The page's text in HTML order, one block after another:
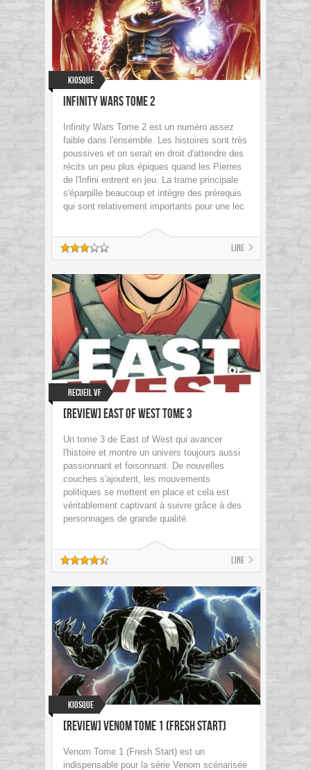
Kiosque
Infinity Wars Tome 2
Infinity Wars Tome 2 est un numéro assez
faible dans l'ensemble. Les histoires sont très
poussives et on serait en droit d'attendre des
récits un peu plus épiques quand les Pierres
de l'Infini entrent en jeu. La trame principale
s'éparpille beaucoup et intègre des prérequis
qui sont relativement importants pour une lec
Lire
Recueil VF
[Review] East of West Tome 3
Un tome 3 de East of West qui avancer
l'histoire et montre un univers toujours aussi
passionnant et foisonnant. De nouvelles
couches s'ajoutent, les mouvements
politiques se mettent en place et cela est
véritablement captivant à suivre grâce à des
personnages de grande qualité.
Lire
Kiosque
[Review] Venom Tome 1 (Fresh Start)
Venom Tome 1 (Fresh Start) est un
indispensable pour la série Venom scénarisée